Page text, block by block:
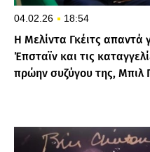
04.02.26 18:54
Η Μελίντα Γκέιτς απαντά
Έπσταϊν και τις
πρώην συζύγου της, Μπιλ